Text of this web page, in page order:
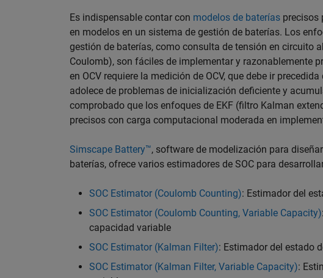
Es indispensable contar con modelos de baterías precisos
en modelos en un sistema de gestión de baterías. Los
gestión de baterías, como consulta de tensión en circuito
Coulomb), son fáciles de implementar y razonablemente
en OCV requiere la medición de OCV, que debe ir
adolece de problemas de inicialización deficiente y
comprobado que los enfoques de EKF (filtro Kalman
precisos con carga computacional moderada en
Simscape Battery™, software de modelización para
baterías, ofrece varios estimadores de SOC para
SOC Estimator (Coulomb Counting): Estimador del
SOC Estimator (Coulomb Counting, Variable Capacity)
capacidad variable
SOC Estimator (Kalman Filter): Estimador del estado
SOC Estimator (Kalman Filter, Variable Capacity):